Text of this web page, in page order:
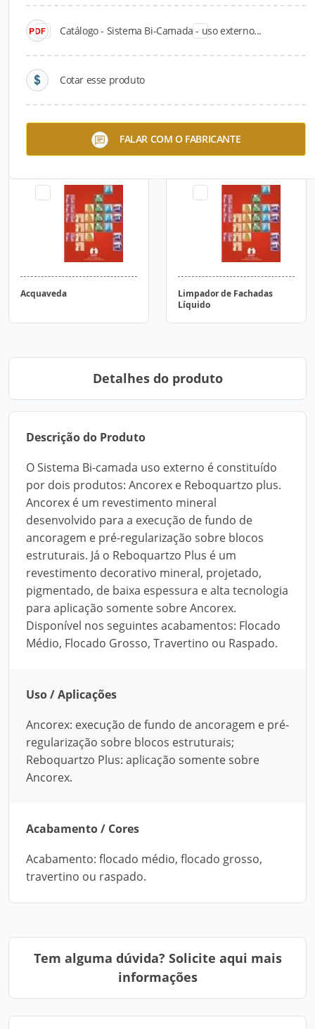
Catálogo - Sistema Bi-Camada - uso externo...
Cotar esse produto
FALAR COM O FABRICANTE
Acquaveda
Limpador de Fachadas
Líquido
Detalhes do produto
Descrição do Produto
O Sistema Bi-camada uso externo é constituído
por dois produtos: Ancorex e Reboquartzo plus.
Ancorex é um revestimento mineral
desenvolvido para a execução de fundo de
ancoragem e pré-regularização sobre blocos
estruturais. Já o Reboquartzo Plus é um
revestimento decorativo mineral, projetado,
pigmentado, de baixa espessura e alta tecnologia
para aplicação somente sobre Ancorex.
Disponível nos seguintes acabamentos: Flocado
Médio, Flocado Grosso, Travertino ou Raspado.
Uso / Aplicações
Ancorex: execução de fundo de ancoragem e pré-
regularização sobre blocos estruturais;
Reboquartzo Plus: aplicação somente sobre
Ancorex.
Acabamento / Cores
Acabamento: flocado médio, flocado grosso,
travertino ou raspado.
Tem alguma dúvida? Solicite aqui mais
informações